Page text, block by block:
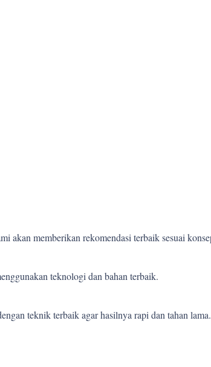
akan memberikan rekomendasi terbaik sesuai
teknologi dan bahan terbaik.
teknik terbaik agar hasilnya rapi dan tahan lama.